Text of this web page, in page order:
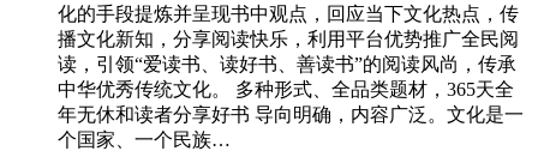
化的手段提炼并呈现书中观点，回应当下文化热点，传
播文化新知，分享阅读快乐，利用平台优势推广全民阅
读，引领“爱读书、读好书、善读书”的阅读风尚，传承
中华优秀传统文化。 多种形式、全品类题材，365天全
年无休和读者分享好书 导向明确，内容广泛。文化是一
个国家、一个民族…